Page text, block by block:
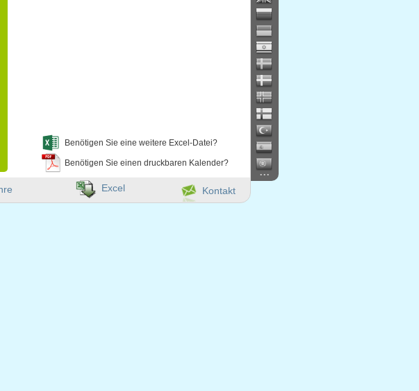
Benötigen Sie eine weitere Excel-Datei?
Benötigen Sie einen druckbaren Kalender?
...
Kontakt
Excel